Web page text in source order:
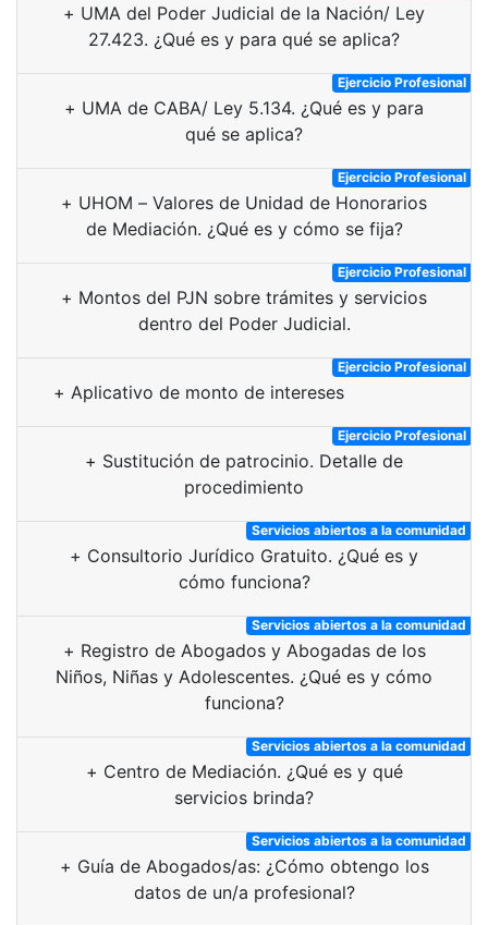
+ UMA del Poder Judicial de la Nación/ Ley
27.423. ¿Qué es y para qué se aplica?
+ UMA de CABA/ Ley 5.134. ¿Qué es y para
qué se aplica?
Ejercicio Profesional
+ UHOM – Valores de Unidad de Honorarios
de Mediación. ¿Qué es y cómo se fija?
Ejercicio Profesional
+ Montos del PJN sobre trámites y servicios
dentro del Poder Judicial.
Ejercicio Profesional
+ Aplicativo de monto de intereses
Ejercicio Profesional
+ Sustitución de patrocinio. Detalle de
procedimiento
Ejercicio Profesional
+ Consultorio Jurídico Gratuito. ¿Qué es y
cómo funciona?
Servicios abiertos a la comunidad
+ Registro de Abogados y Abogadas de los
Niños, Niñas y Adolescentes. ¿Qué es y cómo
funciona?
Servicios abiertos a la comunidad
+ Centro de Mediación. ¿Qué es y qué
servicios brinda?
Servicios abiertos a la comunidad
+ Guía de Abogados/as: ¿Cómo obtengo los
datos de un/a profesional?
Servicios abiertos a la comunidad